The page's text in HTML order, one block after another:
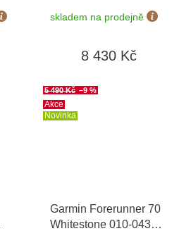
prodloužená záruka 5
let + 5 let na výměnu
možnost výměny do 90
skladem na prodejně
8 430 Kč
Akce
Novinka
5 490 Kč –9 %
Garmin Forerunner 70
Whitestone 010-04307-